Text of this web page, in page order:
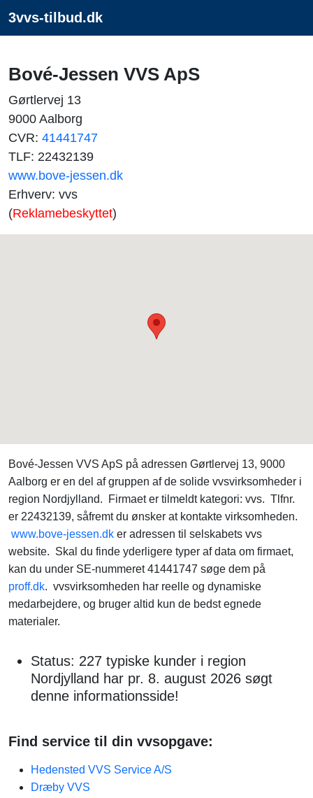
3vvs-tilbud.dk
Bové-Jessen VVS ApS
Gørtlervej 13
9000 Aalborg
CVR: 41441747
TLF: 22432139
www.bove-jessen.dk
Erhverv: vvs
(Reklamebeskyttet)
Bové-Jessen VVS ApS på adressen Gørtlervej 13, 9000
Aalborg er en del af gruppen af de solide vvsvirksomheder i
region Nordjylland. Firmaet er tilmeldt kategori: vvs. Tlfnr.
er 22432139, såfremt du ønsker at kontakte virksomheden.
www.bove-jessen.dk er adressen til selskabets vvs
website. Skal du finde yderligere typer af data om firmaet,
kan du under SE-nummeret 41441747 søge dem på
proff.dk. vvsvirksomheden har reelle og dynamiske
medarbejdere, og bruger altid kun de bedst egnede
materialer.
Status: 227 typiske kunder i region
Nordjylland har pr. 8. august 2026 søgt
denne informationsside!
Find service til din vvsopgave:
Hedensted VVS Service A/S
Dræby VVS